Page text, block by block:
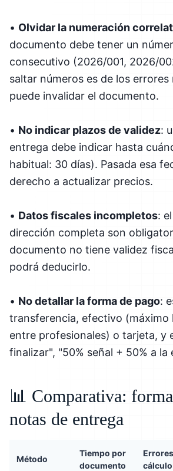
• Olvidar la numeración
documento debe tener un
consecutivo (2026/001, 2026/
saltar números es de los errores
puede invalidar el documento.
• No indicar plazos de validez:
entrega debe indicar hasta
habitual: 30 días). Pasada esa
derecho a actualizar precios.
• Datos fiscales incompletos:
dirección completa son
documento no tiene validez
podrá deducirlo.
• No detallar la forma de pago:
transferencia, efectivo (máximo
entre profesionales) o tarjeta, y
finalizar", "50% señal + 50% a la
📊 Comparativa:
notas de entrega
Método
Tiempo por
documento
cálculo